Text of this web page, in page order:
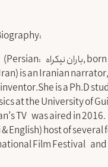
(Persian: باران نیکراه‎,
is an Iranian
is a Ph.D
at the University of
TV was aired in
English) host of several
Film Festival